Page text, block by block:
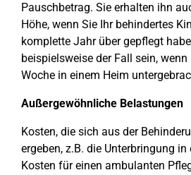
Pauschbetrag. Sie erhalten ihn
Höhe, wenn Sie Ihr behindertes
komplette Jahr über gepflegt
beispielsweise der Fall sein,
Woche in einem Heim
Außergewöhnliche Belastungen
Kosten, die sich aus der
ergeben, z.B. die Unterbringung
Kosten für einen ambulanten